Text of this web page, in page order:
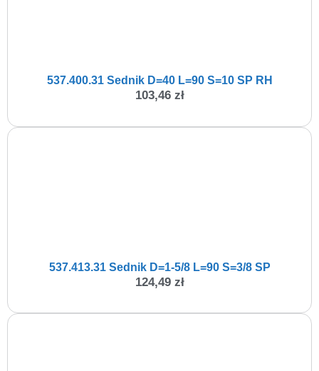
537.400.31 Sednik D=40 L=90 S=10 SP RH
103,46 zł
537.413.31 Sednik D=1-5/8 L=90 S=3/8 SP
124,49 zł